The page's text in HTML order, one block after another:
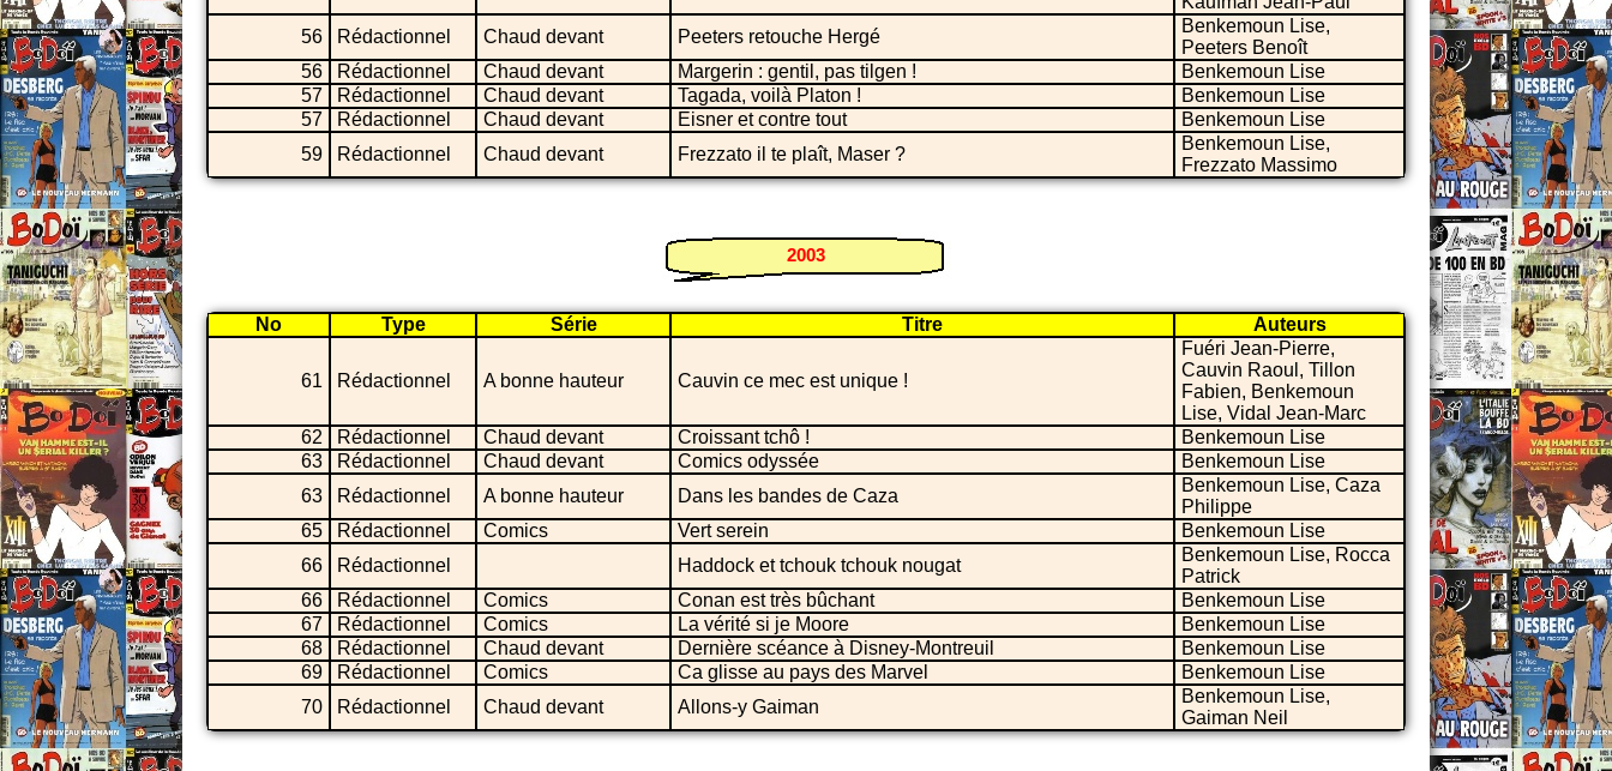
56
Rédactionnel Chaud devant Peeters retouche Hergé
Benkemoun Lise,
Peeters Benoît
56
Rédactionnel Chaud devant Margerin : gentil, pas tilgen !
Benkemoun Lise
57
Rédactionnel Chaud devant Tagada, voilà Platon !
Benkemoun Lise
57
Rédactionnel Chaud devant Eisner et contre tout
Benkemoun Lise
59
Rédactionnel Chaud devant Frezzato il te plaît, Maser ?
Benkemoun Lise,
Frezzato Massimo
2003
No Type Série Titre Auteurs
61 Rédactionnel A bonne hauteur Cauvin ce mec est unique !
Fuéri Jean-Pierre,
Cauvin Raoul, Tillon
Fabien, Benkemoun
Lise, Vidal Jean-Marc
62
Rédactionnel Chaud devant Croissant tchô !
Benkemoun Lise
63
Rédactionnel Chaud devant Comics odyssée
Benkemoun Lise
63
Rédactionnel A bonne hauteur Dans les bandes de Caza
Benkemoun Lise, Caza
Philippe
65
Rédactionnel Comics Vert serein
Benkemoun Lise
66
Rédactionnel Haddock et tchouk tchouk nougat
Benkemoun Lise, Rocca
Patrick
66
Rédactionnel Comics Conan est très bûchant
Benkemoun Lise
67
Rédactionnel Comics La vérité si je Moore
Benkemoun Lise
68
Rédactionnel Chaud devant Dernière scéance à Disney-Montreuil
Benkemoun Lise
69
Rédactionnel Comics Ca glisse au pays des Marvel
Benkemoun Lise
70
Rédactionnel Chaud devant Allons-y Gaiman
Benkemoun Lise,
Gaiman Neil